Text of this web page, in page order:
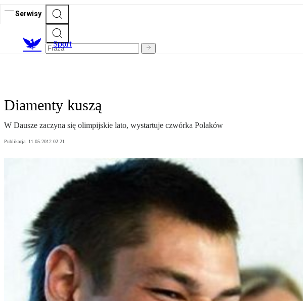
Serwisy
Sport
Diamenty kuszą
W Dau­sze za­czy­na się olim­pij­skie la­to, wystartuje czwórka Polaków
Publikacja: 11.05.2012 02:21